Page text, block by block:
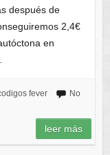
después de
2,4€
en
fever
No
leer más